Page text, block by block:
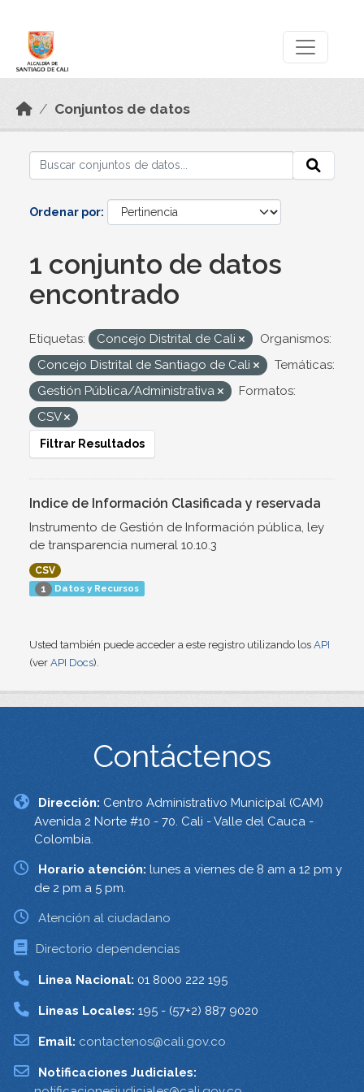
Conjuntos de datos
Ordenar por
1 conjunto de datos
encontrado
Etiquetas: Concejo Distrital de Cali
Organismos:
Concejo Distrital de Santiago de Cali
Temáticas:
Gestión Pública/Administrativa
Formatos:
CSV
Filtrar Resultados
Indice de Información Clasificada y reservada
Instrumento de Gestión de Información pública, ley
de transparencia numeral 10.10.3
CSV
1 Datos y Recursos
Usted también puede acceder a este registro utilizando los API
(ver API Docs).
Contáctenos
Dirección: Centro Administrativo Municipal (CAM)
Avenida 2 Norte #10 - 70. Cali - Valle del Cauca -
Colombia.
Horario atención: lunes a viernes de 8 am a 12 pm y
de 2 pm a 5 pm.
Atención al ciudadano
Directorio dependencias
Linea Nacional: 01 8000 222 195
Lineas Locales: 195 - (57+2) 887 9020
Email: contactenos@cali.gov.co
Notificaciones Judiciales: